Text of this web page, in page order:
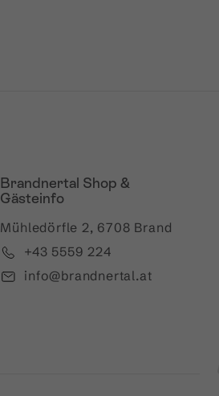
Brandnertal Shop &
Gästeinfo
Mühledörfle 2, 6708 Brand
+43 5559 224
info@brandnertal.at